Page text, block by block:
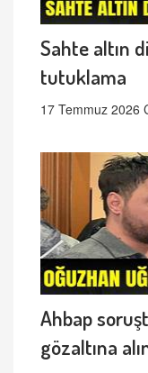
Sahte altın
tutuklama
17 Temmuz 2026
Ahbap
gözaltına